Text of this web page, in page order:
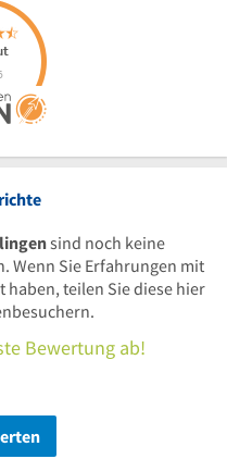
sind noch keine
Wenn Sie Erfahrungen mit
teilen Sie diese hier
Bewertung ab!